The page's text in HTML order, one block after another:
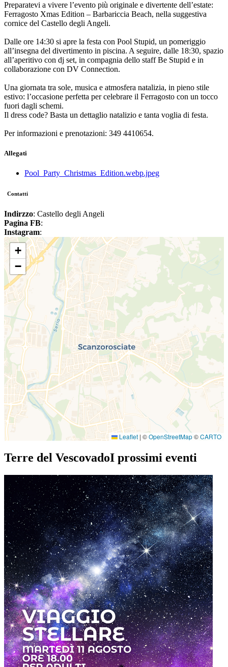
Preparatevi a vivere l’evento più originale e divertente dell’estate:
Ferragosto Xmas Edition – Barbariccia Beach, nella suggestiva
cornice del Castello degli Angeli.
Dalle ore 14:30 si apre la festa con Pool Stupid, un pomeriggio
all’insegna del divertimento in piscina. A seguire, dalle 18:30, spazio
all’aperitivo con dj set, in compagnia dello staff Be Stupid e in
collaborazione con DV Connection.
Una giornata tra sole, musica e atmosfera natalizia, in pieno stile
estivo: l’occasione perfetta per celebrare il Ferragosto con un tocco
fuori dagli schemi.
Il dress code? Basta un dettaglio natalizio e tanta voglia di festa.
Per informazioni e prenotazioni: 349 4410654.
Allegati
Pool_Party_Christmas_Edition.webp.jpeg
Contatti
Indirzzo: Castello degli Angeli
Pagina FB:
Instagram:
+
−
Leaflet | ©OpenStreetMap©CARTO
Terre del VescovadoI prossimi eventi